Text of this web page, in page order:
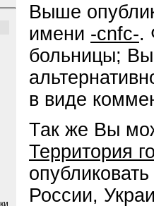
Выше
имени -cnfc-.
больницы;
в виде
Так же Вы
Территория
России,